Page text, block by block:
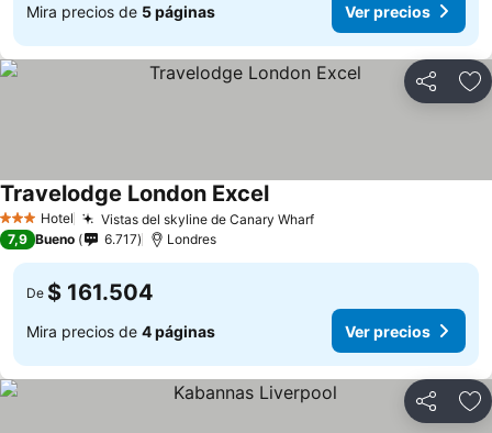
Mira precios de 5 páginas Ver precios
Compartir
3 Estrellas
Hotel Vistas del skyline de Canary Wharf
Travelodge London Excel
7,9 Bueno 6.717 Londres
De $ 161.504
Mira precios de 4 páginas Ver precios
Compartir